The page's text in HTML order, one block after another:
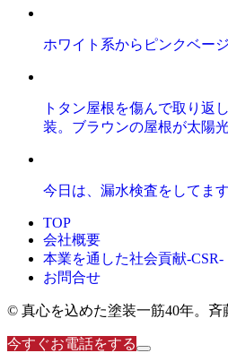
ホワイト系からピンクベー
トタン屋根を傷んで取り返
装。ブラウンの屋根が太陽
今日は、漏水検査をしてます
TOP
会社概要
本業を通した社会貢献-CSR-
お問合せ
© 真心を込めた塗装一筋40年。斉
今すぐお電話をする